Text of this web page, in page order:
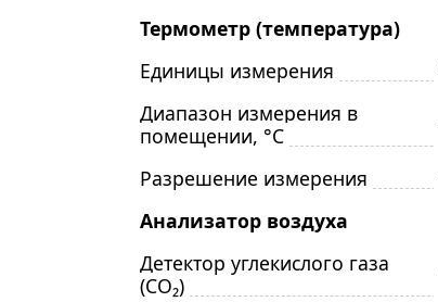
Термометр (температура)
Единицы измерения
Диапазон измерения в
помещении, °C
Разрешение измерения
Анализатор воздуха
Детектор углекислого газа
(CO₂)